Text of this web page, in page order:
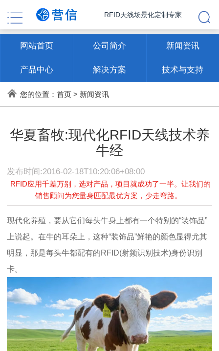
RFID天线场景化定制专家
网站首页 公司简介 新闻资讯
产品中心 解决方案 技术与支持
联系方式
您的位置： 首页> 新闻资讯
华夏畜牧:现代化RFID天线技术养
牛经
发布时间:2016-02-18T10:20:06+08:00
RFID应用千差万别，选对产品，项目就成功了一半。让我们的
销售顾问为您量身匹配最优方案，少走弯路。
现代化养殖，要从它们每头牛身上都有一个特别的“装饰品”
上说起。在牛的耳朵上，这种“装饰品”鲜艳的颜色显得尤其
明显，那是每头牛都配有的RFID(射频识别技术)身份识别
卡。